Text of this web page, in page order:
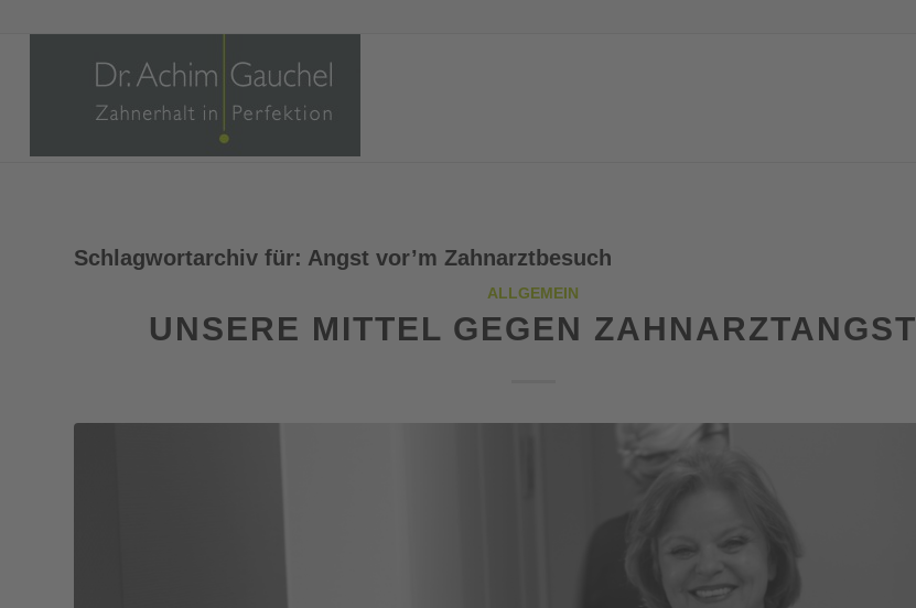
Schlagwortarchiv für: Angst vor’m Zahnarztbesuch
ALLGEMEIN
UNSERE MITTEL GEGEN ZAHNARZTANGST